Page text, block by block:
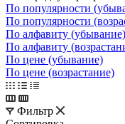
По популярности
По популярности
По алфавиту (убывание)
По алфавиту
По цене (убывание)
По цене (возрастание)
Фильтр